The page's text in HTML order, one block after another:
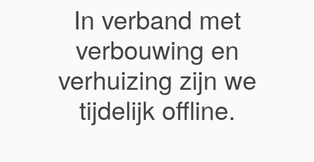
In verband met
verbouwing en
verhuizing zijn we
tijdelijk offline.